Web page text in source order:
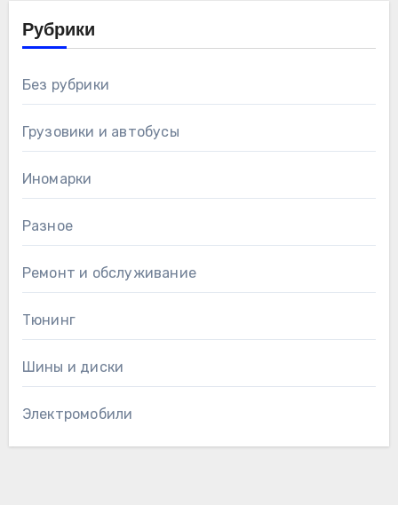
Рубрики
Без рубрики
Грузовики и автобусы
Иномарки
Разное
Ремонт и обслуживание
Тюнинг
Шины и диски
Электромобили